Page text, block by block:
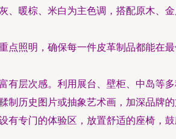
、暖棕、米白为主色调，搭配原木、
点照明，确保每一件皮革制品都能在
有层次感。利用展台、壁柜、中岛等
历史图片或抽象艺术画，加深品牌的
有专门的体验区，放置舒适的座椅，